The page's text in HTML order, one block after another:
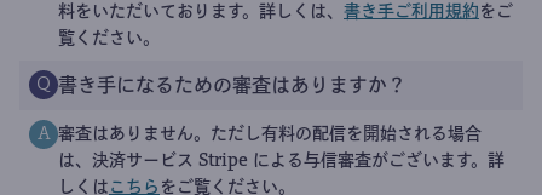
料をいただいております。詳しくは、 書き手ご利用規約 をご
覧ください。
Q 書き手になるための審査はありますか？
A 審査はありません。ただし有料の配信を開始される場合
は、決済サービス Stripe による与信審査がございます。詳
しくは こちら をご覧ください。